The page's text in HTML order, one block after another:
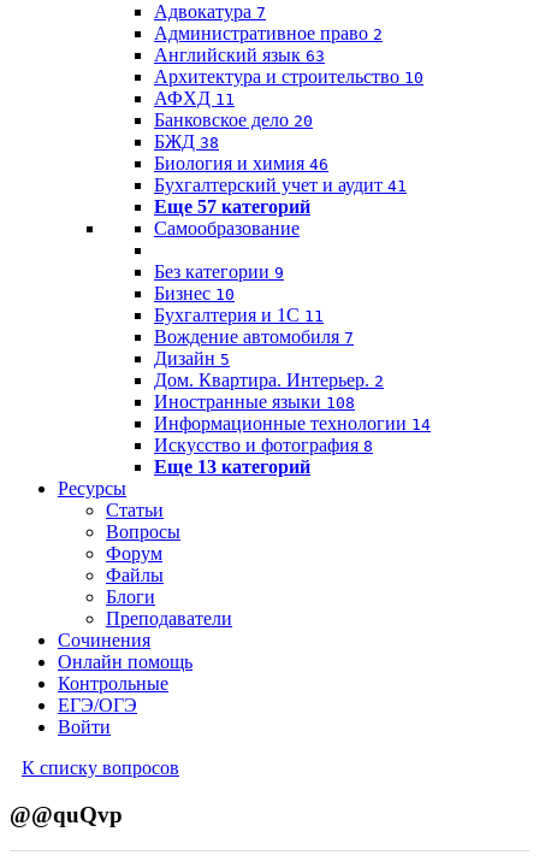
Адвокатура 7
Административное право 2
Английский язык 63
Архитектура и строительство 10
АФХД 11
Банковское дело 20
БЖД 38
Биология и химия 46
Бухгалтерский учет и аудит 41
Еще 57 категорий
Самообразование
Без категории 9
Бизнес 10
Бухгалтерия и 1C 11
Вождение автомобиля 7
Дизайн 5
Дом. Квартира. Интерьер. 2
Иностранные языки 108
Информационные технологии 14
Искусство и фотография 8
Еще 13 категорий
Ресурсы
Статьи
Вопросы
Форум
Файлы
Блоги
Преподаватели
Сочинения
Онлайн помощь
Контрольные
ЕГЭ/ОГЭ
Войти
К списку вопросов
@@quQvp